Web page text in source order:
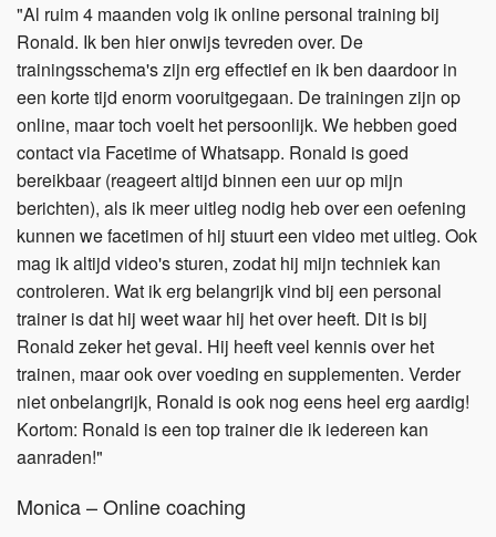
"Al ruim 4 maanden volg ik online personal training bij
Ronald. Ik ben hier onwijs tevreden over. De
trainingsschema's zijn erg effectief en ik ben daardoor in
een korte tijd enorm vooruitgegaan. De trainingen zijn op
online, maar toch voelt het persoonlijk. We hebben goed
contact via Facetime of Whatsapp. Ronald is goed
bereikbaar (reageert altijd binnen een uur op mijn
berichten), als ik meer uitleg nodig heb over een oefening
kunnen we facetimen of hij stuurt een video met uitleg. Ook
mag ik altijd video's sturen, zodat hij mijn techniek kan
controleren. Wat ik erg belangrijk vind bij een personal
trainer is dat hij weet waar hij het over heeft. Dit is bij
Ronald zeker het geval. Hij heeft veel kennis over het
trainen, maar ook over voeding en supplementen. Verder
niet onbelangrijk, Ronald is ook nog eens heel erg aardig!
Kortom: Ronald is een top trainer die ik iedereen kan
aanraden!"
Monica – Online coaching